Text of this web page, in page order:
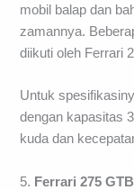
mobil balap dan
zamannya.
diikuti oleh Ferrari
Untuk
dengan kapasitas
kuda dan
5. Ferrari 275